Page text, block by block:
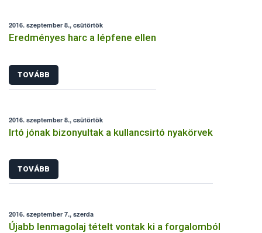
2016. szeptember 8., csütörtök
Eredményes harc a lépfene ellen
TOVÁBB
2016. szeptember 8., csütörtök
Irtó jónak bizonyultak a kullancsirtó nyakörvek
TOVÁBB
2016. szeptember 7., szerda
Újabb lenmagolaj tételt vontak ki a forgalomból